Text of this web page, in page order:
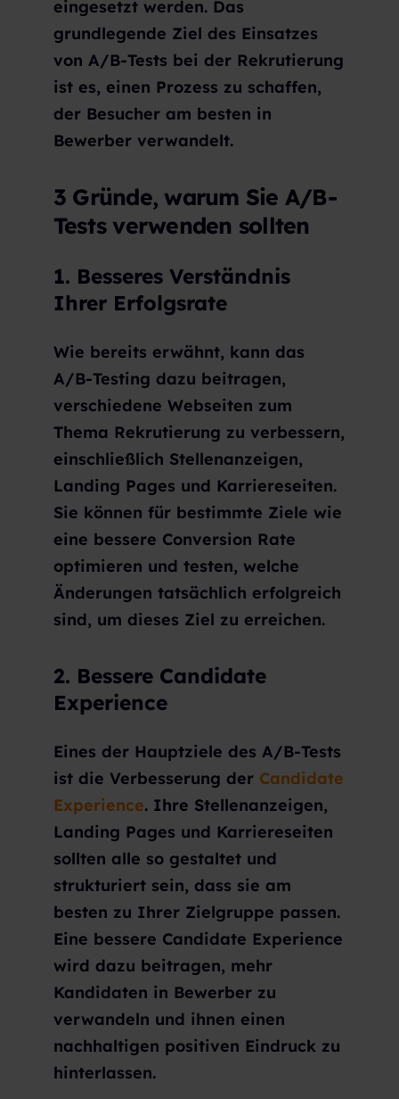
eingesetzt werden. Das
grundlegende Ziel des Einsatzes
von A/B-Tests bei der Rekrutierung
ist es, einen Prozess zu schaffen,
der Besucher am besten in
Bewerber verwandelt.
3 Gründe, warum Sie A/B-
Tests verwenden sollten
1. Besseres Verständnis
Ihrer Erfolgsrate
Wie bereits erwähnt, kann das
A/B-Testing dazu beitragen,
verschiedene Webseiten zum
Thema Rekrutierung zu verbessern,
einschließlich Stellenanzeigen,
Landing Pages und Karriereseiten.
Sie können für bestimmte Ziele wie
eine bessere Conversion Rate
optimieren und testen, welche
Änderungen tatsächlich erfolgreich
sind, um dieses Ziel zu erreichen.
2. Bessere Candidate
Experience
Eines der Hauptziele des A/B-Tests
ist die Verbesserung der Candidate
Experience. Ihre Stellenanzeigen,
Landing Pages und Karriereseiten
sollten alle so gestaltet und
strukturiert sein, dass sie am
besten zu Ihrer Zielgruppe passen.
Eine bessere Candidate Experience
wird dazu beitragen, mehr
Kandidaten in Bewerber zu
verwandeln und ihnen einen
nachhaltigen positiven Eindruck zu
hinterlassen.